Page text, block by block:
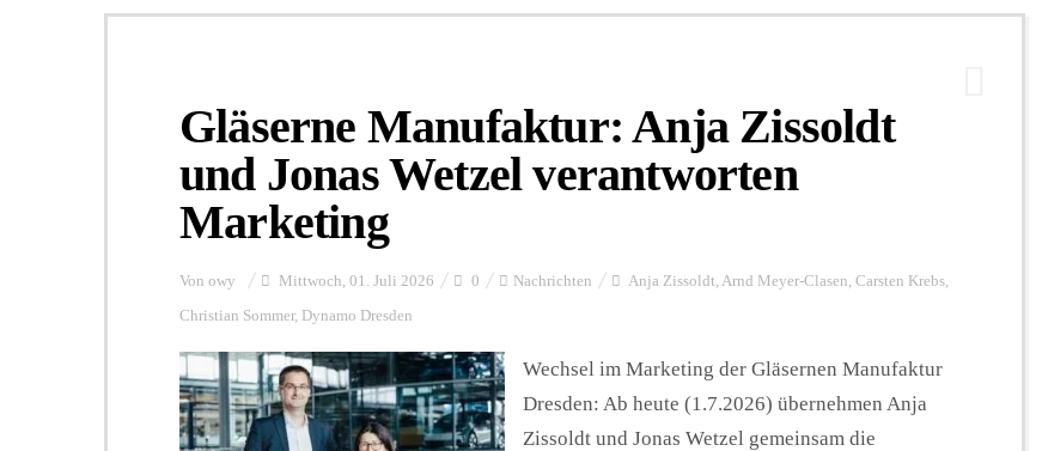
Gläserne Manufaktur: Anja Zissoldt
und Jonas Wetzel verantworten
Marketing
Von owy Mittwoch, 01. Juli 2026 0 Nachrichten Anja Zissoldt, Arnd Meyer-Clasen, Carsten Krebs,
Christian Sommer, Dynamo Dresden
Wechsel im Marketing der Gläsernen Manufaktur
Dresden: Ab heute (1.7.2026) übernehmen Anja
Zissoldt und Jonas Wetzel gemeinsam die